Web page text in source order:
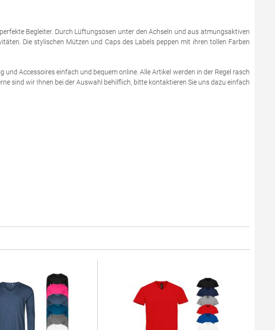
Begleiter. Durch Lüftungsösen unter den Achseln und aus atmungsaktiven
Die stylischen Mützen und Caps des Labels peppen mit ihren tollen Farben
Accessoires einfach und bequem online. Alle Artikel werden in der Regel rasch
sind wir Ihnen bei der Auswahl behilflich, bitte kontaktieren Sie uns dazu einfach